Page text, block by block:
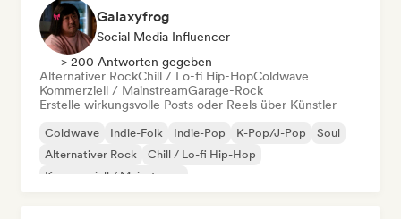
Galaxyfrog
Social Media Influencer
> 200 Antworten gegeben
Alternativer RockChill / Lo-fi Hip-HopColdwave
Kommerziell / MainstreamGarage-Rock
Erstelle wirkungsvolle Posts oder Reels über Künstler
Coldwave Indie-Folk Indie-Pop K-Pop/J-Pop
Soul
Alternativer Rock
Chill / Lo-fi Hip-Hop
Kommerziell / Mainstream